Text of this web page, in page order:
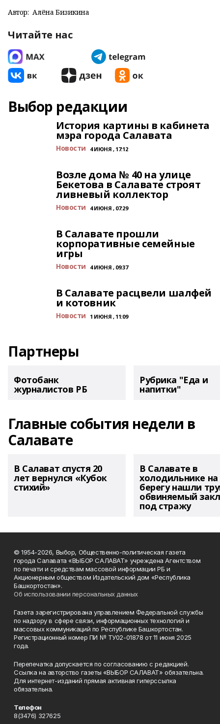
Автор: Алёна Бизикина
Читайте нас
Выбор редакции
История картины в кабинета
мэра города Салавата
Новости 4 ИЮНЯ , 17:12
Возле дома № 40 на улице
Бекетова в Салавате строят
ливневый коллектор
Новости 4 ИЮНЯ , 07:29
В Салавате прошли
корпоративные семейные
игры
Новости 4 ИЮНЯ , 09:37
В Салавате расцвели шалфей
и котовник
Новости 1 ИЮНЯ , 11:09
Партнеры
Фотобанк
журналистов РБ
Рубрика "Еда и
напитки"
Главные события недели в
Салавате
В Салават спустя 20
лет вернулся «Кубок
стихий»
В Салавате в
холодильнике на
берегу нашли
обвиняемый
под стражу
© 1954-2026, Выбор, Общественно-политическая газета
города Салавата «ВЫБОР САЛАВАТ» учреждена Агентством
по печати и средствам массовой информации РБ и
Акционерным обществом Издательский дом «Республика
Башкортостан».
Об использовании персональных данных
Газета зарегистрирована управлением Федеральной службы
по надзору в сфере связи, информационных технологий и
массовых коммуникаций по Республике Башкортостан.
Регистрационный номер ПИ № ТУ02-01878 от 11 июня 2025
года.
Перепечатка допускается по согласованию с редакцией.
Ссылка на авторство газеты «ВЫБОР САЛАВАТ» обязательна.
Для интернет-изданий прямая активная гиперссылка
обязательна.
Телефон
8(3476) 327625